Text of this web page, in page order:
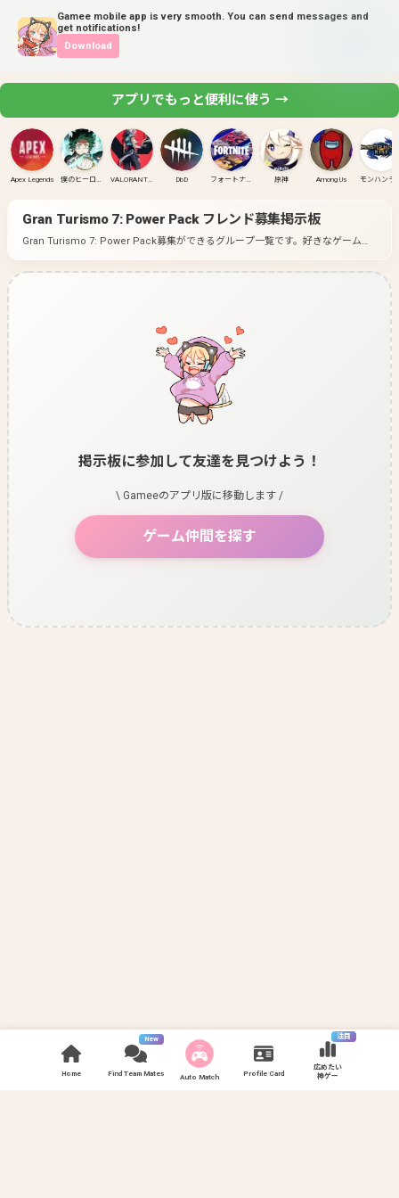
Gamee mobile app is very smooth. You can send messages and
get notifications!
Download
Home
New
Find Team Mates Auto Match Profile Card
注目
広めたい
神ゲー
アプリでもっと便利に使う →
Apex Legends 僕のヒーローアカデミア ULTRA RUMBLE VALORANT(PC) DbD フォートナイト 原神 Among Us
Gran Turismo 7: Power Packフレンド募集掲示板
Gran Turismo 7: Power Pack募集ができるグループ一覧です。 好きなゲームの
掲示板に参加して友達を見つけよう！
\ Gameeのアプリ版に移動します /
ゲーム仲間を探す